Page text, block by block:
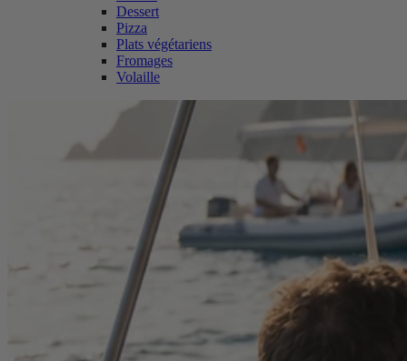
Dessert
Pizza
Plats végétariens
Fromages
Volaille